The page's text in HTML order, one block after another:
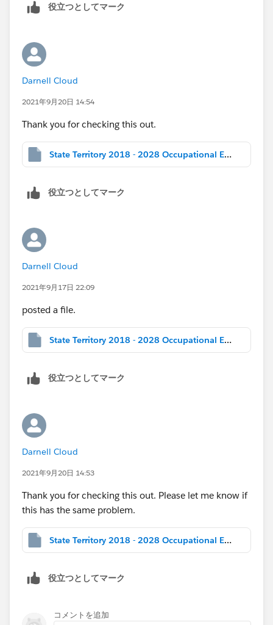
source and share your .twbx file again if possible?
役立つとしてマーク
Darnell Cloud
2021年9月20日 14:54
Thank you for checking this out.
State Territory 2018 - 2028 Occupational Employment ProjectionsLQnotCorrectTableauCommunity.twbx
役立つとしてマーク
Darnell Cloud
2021年9月17日 22:09
posted a file.
State Territory 2018 - 2028 Occupational Employment Projections.twbx
役立つとしてマーク
Darnell Cloud
2021年9月20日 14:53
Thank you for checking this out. Please let me know if
this has the same problem.
State Territory 2018 - 2028 Occupational Employment ProjectionsLQnotCorrectTableauCommunity.twbx
役立つとしてマーク
コメントを追加